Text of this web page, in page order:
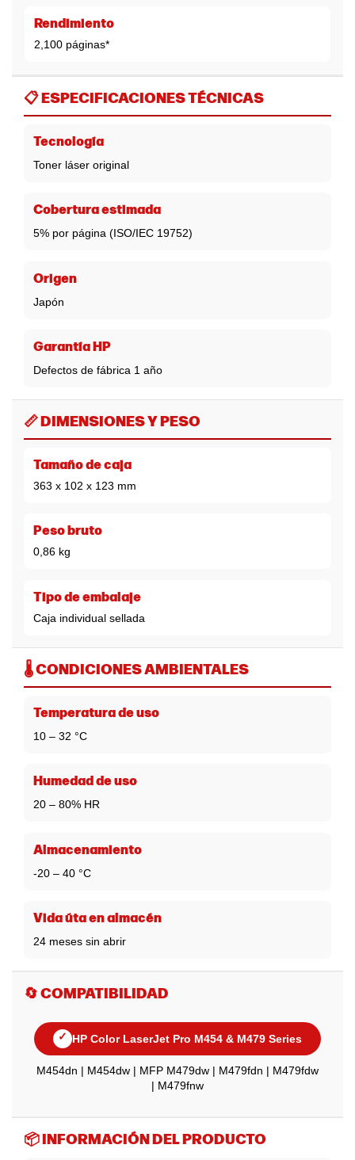
Rendimiento
2,100 páginas*
📋 ESPECIFICACIONES TÉCNICAS
Tecnología
Toner láser original
Cobertura estimada
5% por página (ISO/IEC 19752)
Origen
Japón
Garantía HP
Defectos de fábrica 1 año
📏 DIMENSIONES Y PESO
Tamaño de caja
363 x 102 x 123 mm
Peso bruto
0,86 kg
Tipo de embalaje
Caja individual sellada
🌡️ CONDICIONES AMBIENTALES
Temperatura de uso
10 – 32 °C
Humedad de uso
20 – 80% HR
Almacenamiento
-20 – 40 °C
Vida úta en almacén
24 meses sin abrir
🔄 COMPATIBILIDAD
✓ HP Color LaserJet Pro M454 & M479 Series
M454dn | M454dw | MFP M479dw | M479fdn | M479fdw
| M479fnw
📦 INFORMACIÓN DEL PRODUCTO